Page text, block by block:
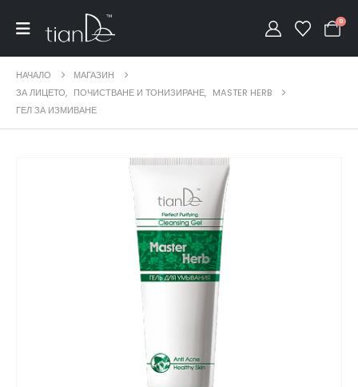
0
НАЧАЛО
МАГАЗИН
ЗА ЛИЦЕТО, ПОЧИСТВАНЕ И ТОНИЗИРАНЕ, MASTER HERB
ГЕЛ ЗА ИЗМИВАНЕ